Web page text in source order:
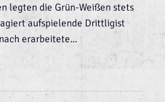
legten die Grün-Weißen stets
aufspielende Drittligist
erarbeitete...